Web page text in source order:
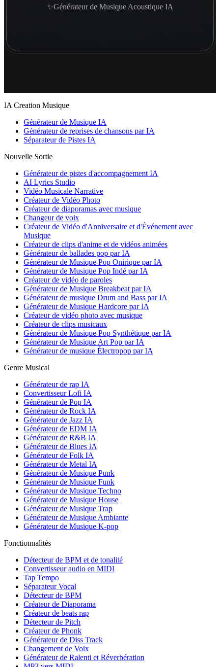
✨Générateur de Musique Acoustique IA
IA Creation Musique
Générateur de Musique IA
Générateur de reprises de chansons par IA
Séparateur de Pistes IA
Nouvelle Sortie
Générateur de pistes d'accompagnement IA
AI Lyrics Studio
Vidéo Musicale Narrative
Créateur de Vidéo Photo
Créateur de diaporamas avec musique
Changeur de voix
Créateur de Vidéo d'Anniversaire et d'Événement avec
Musique
Créateur de clips d'anime et de vidéos animées
Générateur de ballades pop par IA
Générateur de Musique Pop Onirique par IA
Générateur de Musique Pop Indé par IA
Créateur de vidéo de paroles
Générateur de Musique Breakbeat par IA
Générateur de musique Drum and Bass par IA
Générateur de Musique Hardcore par IA
Créateur de vidéo photo avec musique
Créateur de clips musicaux
Générateur de Musique Pop Synthétique par IA
Générateur de Musique Art Pop par IA
Générateur de musique Électropop par IA
Genre Musical
Générateur de rap IA
Convertisseur Lofi IA
Générateur de Pop IA
Générateur de Rock IA
Générateur de Jazz IA
Générateur de EDM IA
Générateur de R&B IA
Générateur de Blues IA
Générateur de Folk IA
Générateur de Metal IA
Générateur de Musique Punk
Générateur de Musique Funk
Générateur de Musique Techno
Générateur de Musique House
Générateur de Musique Trap
Générateur de Musique Ambiante
Générateur de Musique K-pop
Fonctionnalités
Détecteur de BPM et de tonalité
Convertisseur audio en MIDI
Tap Tempo
Séparateur Vocal
Détecteur de BPM
Créateur de Diaporama
Créateur de beats rap
Détecteur de Pitch
Créateur de Phonk
Générateur de Diss Track
Changement de Voix
Générateur de Ralenti et Réverbération